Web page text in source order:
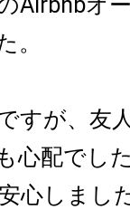
。
すが、友
心配でし
心しまし